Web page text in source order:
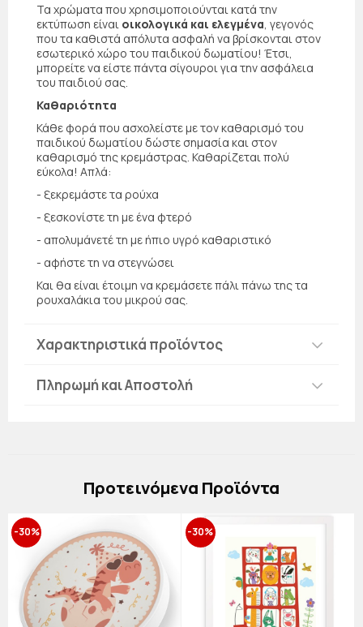
Τα χρώματα που χρησιμοποιούνται κατά την
εκτύπωση είναι οικολογικά και ελεγμένα , γεγονός
που τα καθιστά απόλυτα ασφαλή να βρίσκονται στον
εσωτερικό χώρο του παιδικού δωματίου! Έτσι,
μπορείτε να είστε πάντα σίγουροι για την ασφάλεια
του παιδιού σας.
Καθαριότητα
Κάθε φορά που ασχολείστε με τον καθαρισμό του
παιδικού δωματίου δώστε σημασία και στον
καθαρισμό της κρεμάστρας. Καθαρίζεται πολύ
εύκολα! Απλά:
- ξεκρεμάστε τα ρούχα
- ξεσκονίστε τη με ένα φτερό
- απολυμάνετέ τη με ήπιο υγρό καθαριστικό
- αφήστε τη να στεγνώσει
Και θα είναι έτοιμη να κρεμάσετε πάλι πάνω της τα
ρουχαλάκια του μικρού σας.
Χαρακτηριστικά προϊόντος
Πληρωμή και Αποστολή
Πρoτεινόμενα Προϊόντα
-30% -30%